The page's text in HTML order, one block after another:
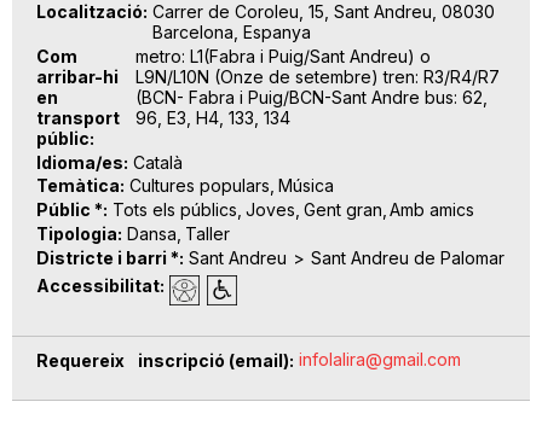
Localització Carrer de Coroleu, 15, Sant Andreu, 08030
Barcelona, Espanya
Com
arribar-hi
en
transport
públic
metro: L1(Fabra i Puig/Sant Andreu) o
L9N/L10N (Onze de setembre) tren: R3/R4/R7
(BCN- Fabra i Puig/BCN-Sant Andre bus: 62,
96, E3, H4, 133, 134
Idioma/es Català
Temàtica Cultures populars Música
Públic * Tots els públics Joves Gent gran Amb amics
Tipologia Dansa Taller
Districte i barri * Sant Andreu
Sant Andreu de Palomar
Accessibilitat
Requereix inscripció (email) infolalira@gmail.com